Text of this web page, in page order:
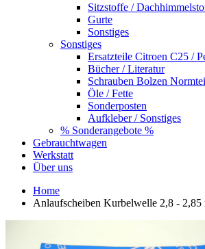
Sitzstoffe /
Gurte
Sonstiges
Sonstiges
Ersatzteile Citroen C25 /
Bücher / Literatur
Schrauben Bolzen
Öle / Fette
Sonderposten
Aufkleber / Sonstiges
% Sonderangebote %
Gebrauchtwagen
Werkstatt
Über uns
Home
Anlaufscheiben Kurbelwelle 2,8 -